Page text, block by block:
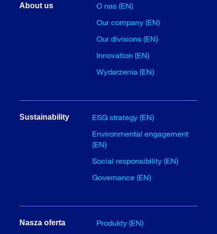
About us
O nas (EN)
Our company (EN)
Our divisions (EN)
Innovation (EN)
Wydarzenia (EN)
Sustainability
ESG strategy (EN)
Environmental engagement
(EN)
Social responsibility (EN)
Governance (EN)
Nasza oferta
Produkty (EN)